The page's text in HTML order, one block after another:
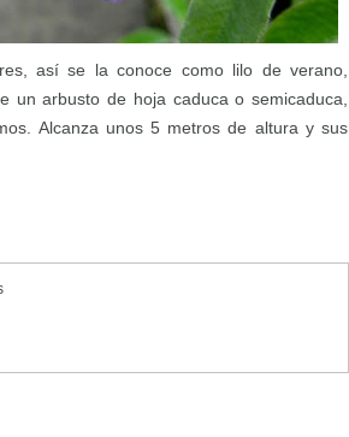
así se la conoce como lilo de verano,
arbusto de hoja caduca o semicaduca,
Alcanza unos 5 metros de altura y sus